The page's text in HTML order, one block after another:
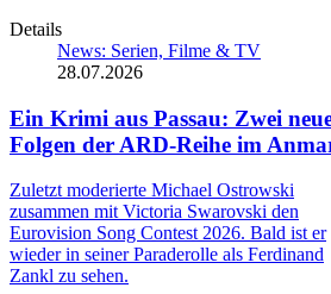
Details
News: Serien, Filme & TV
28.07.2026
Ein Krimi aus Passau: Zwei
Folgen der ARD-Reihe im
Zuletzt moderierte Michael Ostrowski
zusammen mit Victoria Swarovski den
Eurovision Song Contest 2026. Bald ist er
wieder in seiner Paraderolle als Ferdinand
Zankl zu sehen.